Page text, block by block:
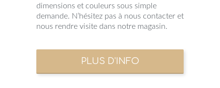
dimensions et couleurs sous simple
demande. N’hésitez pas à nous contacter et
nous rendre visite dans notre magasin.